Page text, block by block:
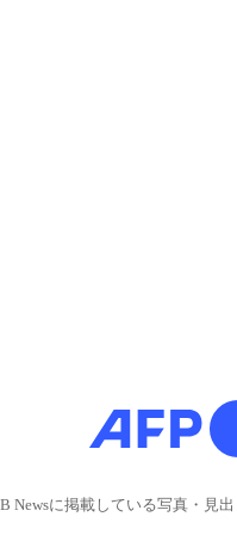
Newsに掲載している写真・見